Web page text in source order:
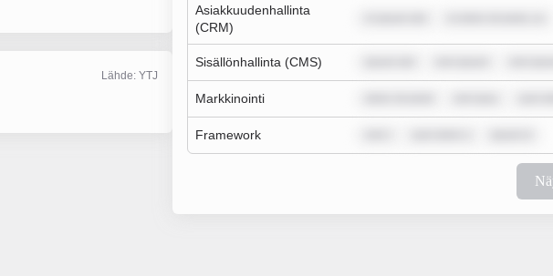
Lähde: YTJ
Asiakkuudenhallinta
(CRM)
Sisällönhallinta (CMS)
Markkinointi
Framework